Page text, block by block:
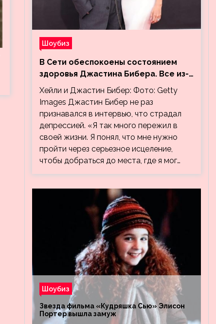
Шоубиз
В Сети обеспокоены состоянием
здоровья Джастина Бибера. Все из-
за видео, на котором его
успокаивает Хейли
Хейли и Джастин Бибер: Фото: Getty
Images Джастин Бибер не раз
признавался в интервью, что страдал
депрессией. «Я так много пережил в
своей жизни. Я понял, что мне нужно
пройти через серьезное исцеление,
чтобы добраться до места, где я мог…
Шоубиз
Звезда фильма «Кудряшка Сью» Элисон
Портер вышла замуж